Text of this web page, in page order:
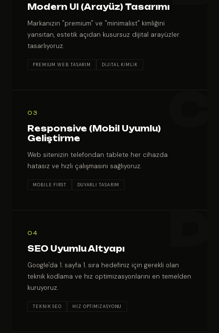
Modern UI (Arayüz) Tasarımı
Markanızın "premium" ve "minimalist" kimliğini
yansıtan, estetik açıdan kusursuz dijital arayüzler
tasarlıyoruz.
PREMIUM WEB TASARIM DİJİTAL KİMLİK
03
Responsive (Mobil Uyumlu)
Geliştirme
Web sitenizin telefondan tablete her cihazda
hatasız ve hızlı çalışmasını sağlıyoruz.
MOBILE FIRST DUYARLI TASARIM
04
SEO Uyumlu Altyapı
Google'da 1. sayfa 1. sıra hedefiniz için gerekli olan
teknik kodlama ve hız optimizasyonlarını en temelden
kuruyoruz.
TEKNİK SEO HIZ OPTİMİZASYONU